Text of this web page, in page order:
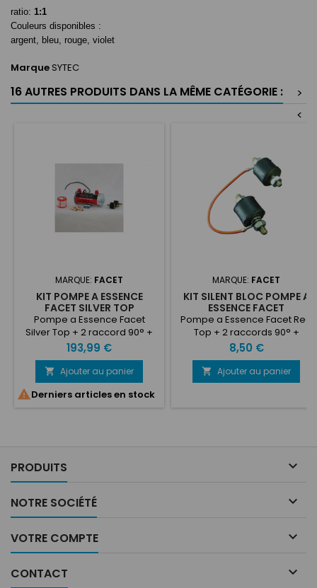
ratio: 1:1
Couleurs disponibles :
argent, bleu, rouge, violet
Marque SYTEC
16 AUTRES PRODUITS DANS LA MÊME CATÉGORIE :
>
<
MARQUE: FACET
KIT POMPE A ESSENCE
FACET SILVER TOP
Pompe a Essence Facet
Silver Top + 2 raccord 90° +
silentblocks
Prix
193,99 €
 Ajouter au panier
Derniers articles en stock
MARQUE: FACET
KIT SILENT BLOC POMPE A
ESSENCE FACET
Pompe a Essence Facet Red
Top + 2 raccords 90° +
silentblock
Prix
8,50 €
 Ajouter au panier
PRODUITS 
NOTRE SOCIÉTÉ 
VOTRE COMPTE 
CONTACT 